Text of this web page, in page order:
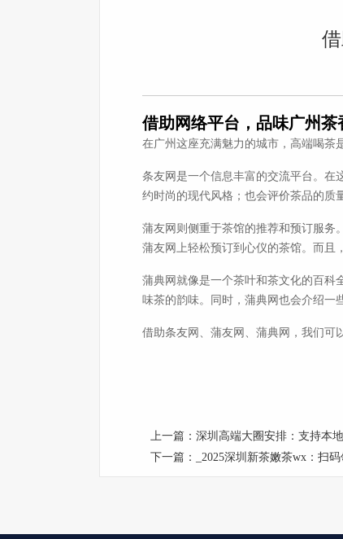
借助网络平台，品味广州茶
在广州这座充满魅力的城市，高端喝茶
条友网是一个信息丰富的交流平台。在
约时尚的现代风格；也会评价茶品的质
蒲友网则侧重于茶馆的推荐和预订服务
蒲友网上轻松预订到心仪的茶馆。而且
蒲典网就像是一个茶叶和茶文化的百科
味茶的韵味。同时，蒲典网也会介绍一
借助条友网、蒲友网、蒲典网，我们可
上一篇： 深圳高端大圈安排：支持本
下一篇：
_2025深圳新茶嫩茶wx：扫